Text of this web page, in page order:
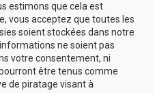
estimons que cela est
vous acceptez que toutes les
soient stockées dans notre
ne soient pas
votre consentement, ni
être tenus comme
de piratage visant à